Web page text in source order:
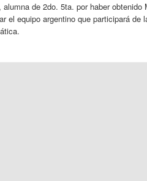
, alumna de 2do. 5ta. por haber obtenido
el equipo argentino que participará de